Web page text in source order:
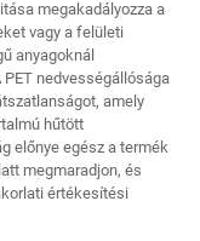
megakadályozza a
vagy a felületi
anyagoknál
nedvességállósága
amely
hűtött
előnye egész a termék
megmaradjon, és
értékesítési